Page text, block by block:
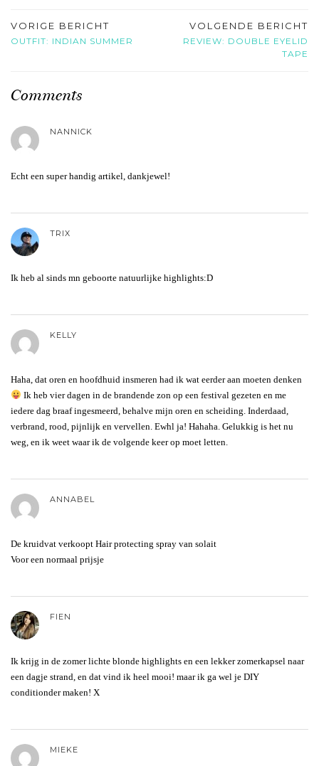
VORIGE BERICHT
OUTFIT: INDIAN SUMMER
VOLGENDE BERICHT
REVIEW: DOUBLE EYELID
TAPE
Comments
NANNICK
Echt een super handig artikel, dankjewel!
TRIX
Ik heb al sinds mn geboorte natuurlijke highlights:D
KELLY
Haha, dat oren en hoofdhuid insmeren had ik wat eerder aan moeten denken
Ik heb vier dagen in de brandende zon op een festival gezeten en me
iedere dag braaf ingesmeerd, behalve mijn oren en scheiding. Inderdaad,
verbrand, rood, pijnlijk en vervellen. Ewhl ja! Hahaha. Gelukkig is het nu
weg, en ik weet waar ik de volgende keer op moet letten.
ANNABEL
De kruidvat verkoopt Hair protecting spray van solait
Voor een normaal prijsje
FIEN
Ik krijg in de zomer lichte blonde highlights en een lekker zomerkapsel naar
een dagje strand, en dat vind ik heel mooi! maar ik ga wel je DIY
conditionder maken! X
MIEKE